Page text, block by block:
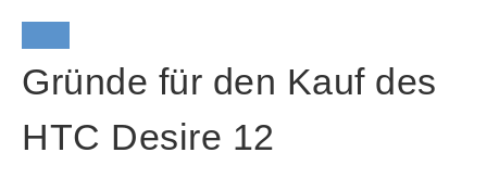
Gründe für den Kauf des
HTC Desire 12